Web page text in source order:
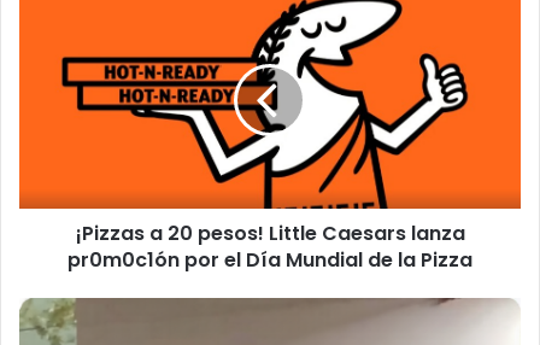
pesos!
por
de
la
¡Pizzas a 20 pesos! Little Caesars lanza
pr0m0c1ón por el Día Mundial de la Pizza
Mu3re
hombre